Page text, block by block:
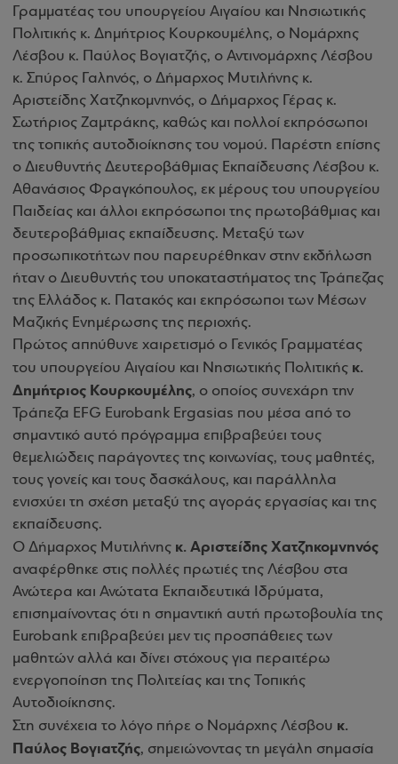
Γραμματέας του υπουργείου Αιγαίου και Νησιωτικής
Πολιτικής κ. Δημήτριος Κουρκουμέλης, ο Νομάρχης
Λέσβου κ. Παύλος Βογιατζής, ο Αντινομάρχης Λέσβου
κ. Σπύρος Γαληνός, ο Δήμαρχος Μυτιλήνης κ.
Αριστείδης Χατζηκομνηνός, ο Δήμαρχος Γέρας κ.
Σωτήριος Ζαμτράκης, καθώς και πολλοί εκπρόσωποι
της τοπικής αυτοδιοίκησης του νομού. Παρέστη επίσης
ο Διευθυντής Δευτεροβάθμιας Εκπαίδευσης Λέσβου κ.
Αθανάσιος Φραγκόπουλος, εκ μέρους του υπουργείου
Παιδείας και άλλοι εκπρόσωποι της πρωτοβάθμιας και
δευτεροβάθμιας εκπαίδευσης. Μεταξύ των
προσωπικοτήτων που παρευρέθηκαν στην εκδήλωση
ήταν ο Διευθυντής του υποκαταστήματος της Τράπεζας
της Ελλάδος κ. Πατακός και εκπρόσωποι των Μέσων
Μαζικής Ενημέρωσης της περιοχής.
Πρώτος απηύθυνε χαιρετισμό ο Γενικός Γραμματέας
του υπουργείου Αιγαίου και Νησιωτικής Πολιτικής κ.
Δημήτριος Κουρκουμέλης, ο οποίος συνεχάρη την
Τράπεζα EFG Eurobank Ergasias που μέσα από το
σημαντικό αυτό πρόγραμμα επιβραβεύει τους
θεμελιώδεις παράγοντες της κοινωνίας, τους μαθητές,
τους γονείς και τους δασκάλους, και παράλληλα
ενισχύει τη σχέση μεταξύ της αγοράς εργασίας και της
εκπαίδευσης.
Ο Δήμαρχος Μυτιλήνης κ. Αριστείδης Χατζηκομνηνός
αναφέρθηκε στις πολλές πρωτιές της Λέσβου στα
Ανώτερα και Ανώτατα Εκπαιδευτικά Ιδρύματα,
επισημαίνοντας ότι η σημαντική αυτή πρωτοβουλία της
Eurobank επιβραβεύει μεν τις προσπάθειες των
μαθητών αλλά και δίνει στόχους για περαιτέρω
ενεργοποίηση της Πολιτείας και της Τοπικής
Αυτοδιοίκησης.
Στη συνέχεια το λόγο πήρε ο Νομάρχης Λέσβου κ.
Παύλος Βογιατζής, σημειώνοντας τη μεγάλη σημασία